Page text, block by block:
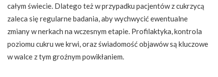
całym świecie. Dlatego też w przypadku pacjentów z cukrzycą
zaleca się regularne badania, aby wychwycić ewentualne
zmiany w nerkach na wczesnym etapie. Profilaktyka, kontrola
poziomu cukru we krwi, oraz świadomość objawów są kluczowe
w walce z tym groźnym powikłaniem.